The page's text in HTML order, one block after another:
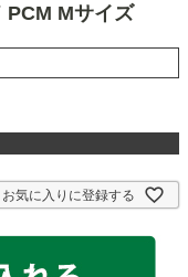
Mサイズ
お気に入りに登録する